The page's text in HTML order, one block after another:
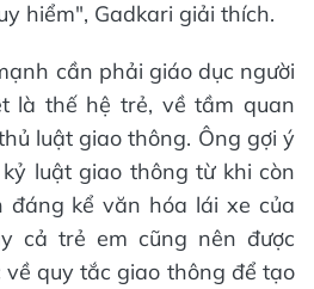
hiểm", Gadkari giải thích.
cần phải giáo dục người
là thế hệ trẻ, về tầm quan
luật giao thông. Ông gợi ý
luật giao thông từ khi còn
đáng kể văn hóa lái xe của
cả trẻ em cũng nên được
quy tắc giao thông để tạo